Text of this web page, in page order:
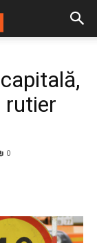
rutier
0